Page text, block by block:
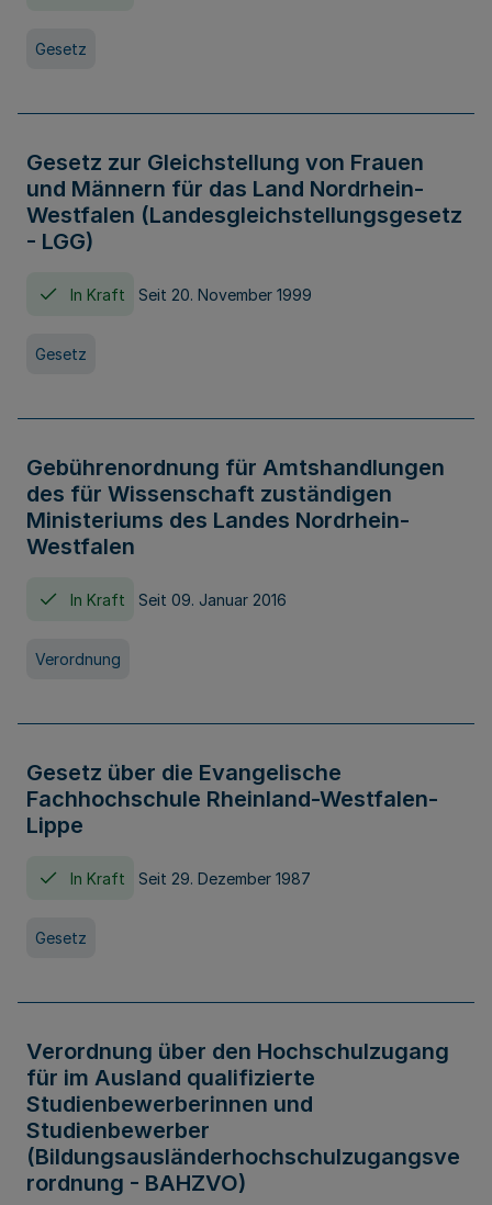
Gesetz
Gesetz zur Gleichstellung von Frauen
und Männern für das Land Nordrhein-
Westfalen (Landesgleichstellungsgesetz
- LGG)
In Kraft Seit 20. November 1999
Gesetz
Gebührenordnung für Amtshandlungen
des für Wissenschaft zuständigen
Ministeriums des Landes Nordrhein-
Westfalen
In Kraft Seit 09. Januar 2016
Verordnung
Gesetz über die Evangelische
Fachhochschule Rheinland-Westfalen-
Lippe
In Kraft Seit 29. Dezember 1987
Gesetz
Verordnung über den Hochschulzugang
für im Ausland qualifizierte
Studienbewerberinnen und
Studienbewerber
(Bildungsausländerhochschulzugangsve
rordnung - BAHZVO)